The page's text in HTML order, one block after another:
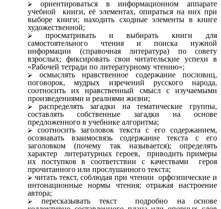
ориентироваться в информационном аппарате
учебной книги, её элементах, опираться на них при
выборе книги; находить сходные элементы в книге
художественной;
просматривать и выбирать книги для
самостоятельного чтения и поиска нужной
информации (справочная литература) по совету
взрослых; фиксировать свои читательские успехи в
«Рабочей тетради по литературному чтению»;
осмыслять нравственное содержание пословиц,
поговорок, мудрых изречений русского народа,
соотносить их нравственный смысл с изучаемыми
произведениями и реалиями жизни;
распределять загадки на тематические группы,
составлять собственные загадки на основе
предложенного в учебнике алгоритма;
соотносить заголовок текста с его содержанием,
осознавать взаимосвязь содержание текста с его
заголовком (почему так называется); определять
характер литературных героев, приводить примеры
их поступков в соответствии с качествами героя
прочитанного или прослушанного текста;
читать текст, соблюдая при чтении орфоэпические и
интонационные нормы чтения; отражая настроение
автора;
пересказывать текст подробно на основе